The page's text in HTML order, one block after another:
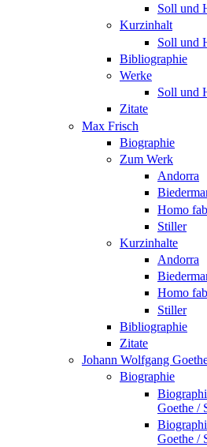
Soll und
Kurzinhalt
Soll und
Bibliographie
Werke
Soll und
Zitate
Max Frisch
Biographie
Zum Werk
Andorra
Homo
Stiller
Kurzinhalte
Andorra
Homo
Stiller
Bibliographie
Zitate
Johann Wolfgang
Biographie
Goethe /
Goethe /